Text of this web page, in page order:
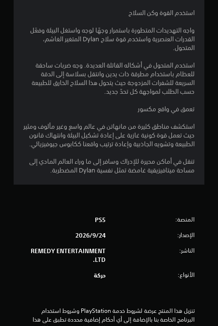
استخدم القوة وكن السلاح
واجه التهديدات المتطورة باستمرار وجهًا لوجه واستغل البيئة وفعّل
القدرات العنصرية واستخدم قوة سلاح Dylan المتغير الغاشم،
المتحول.
استخدم المتحول في أشكاله القاتلة العديدة. وجه ضربات ساحقة
للعظام باستخدام مطرقة ذات يدين وانتقل بسلاسة إلى الدقة
السريعة للشفرات المزدوجة حيث يتحول هذا السلاح الخارق للطبيعة
حسب الطلب لمواجهة كل تحدً جديد.
تعمق في واقع مكسور
استكشف مناطق كثيرة من مانهاتن في عالم واسع وغير مألوف ومثير
حيث تعمل قوة كونية غازية على إعادة تشكيل البيئة وانتهاك قانون
الطبيعة وتشويه الجاذبية وإعادة ترتيب واقعنا ككابوس جيوفيزيائي.
تنقل في أماكن محيرة للإدراك وسافر إلى ما وراء العالم المادي إلى
مساحة ميتافيزيقية غامضة تمثل نفسية Dylan المضطربة.
المنصة: PS5
الإصدار: 24‏/9‏/2026
الناشر:
REMEDY ENTERTAINMENT
LTD.
الأنواع: حركة